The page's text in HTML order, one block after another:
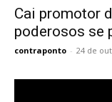
Cai promotor
poderosos se
contraponto - 24 de